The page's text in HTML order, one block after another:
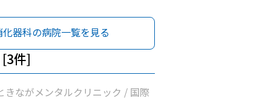
字病院 / 高澤クリニック / 医療
内科胃腸科クリニック / みずぬま
際医療福祉大学那須医療センタ
化器科の病院一覧を見る
件]
きながメンタルクリニック / 国際